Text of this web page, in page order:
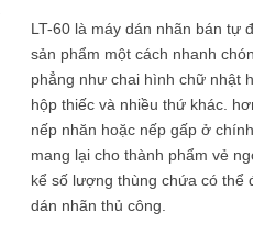
LT-60 là máy dán nhãn bán tự
sản phẩm một cách nhanh
phẳng như chai hình chữ nhật
hộp thiếc và nhiều thứ khác.
nếp nhăn hoặc nếp gấp ở
mang lại cho thành phẩm vẻ
kể số lượng thùng chứa có thể
dán nhãn thủ công.